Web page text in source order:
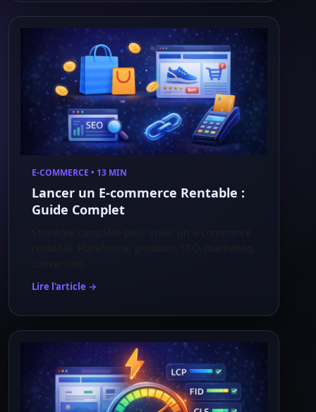
E-COMMERCE • 13 MIN
Lancer un E-commerce Rentable :
Guide Complet
Lire l'article →